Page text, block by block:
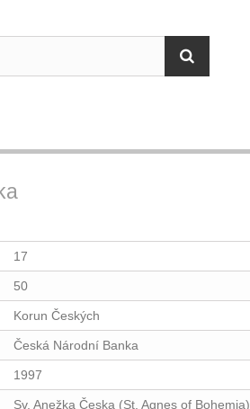
17
50
Korun Českých
Česká Národní Banka
1997
Sv. Anežka Česka (St. Agnes of Bohemia)